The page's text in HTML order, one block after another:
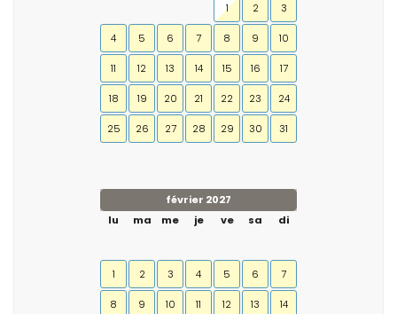
1
2 3
4 5 6 7 8 9 10
11 12 13 14 15 16 17
18 19 20 21 22 23 24
25 26 27 28 29 30 31
février 2027
lu
ma me je ve sa di
1 2 3 4 5 6 7
8 9 10 11 12 13 14